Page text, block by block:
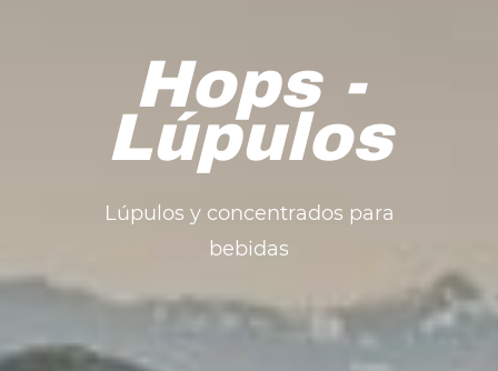
Hops -
Lúpulos
Lúpulos y concentrados para
bebidas